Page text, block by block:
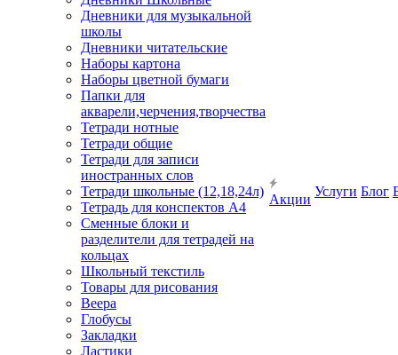
Дневники для музыкальной
школы
Дневники читательские
Наборы картона
Наборы цветной бумаги
Папки для
акварели,черчения,творчества
Тетради нотные
Тетради общие
Тетради для записи
иностранных слов
Тетради школьные (12,18,24л)
Тетрадь для конспектов А4
Сменные блоки и
разделители для тетрадей на
кольцах
Школьный текстиль
Товары для рисования
Веера
Глобусы
Закладки
Ластики
Акции
Услуги Блог